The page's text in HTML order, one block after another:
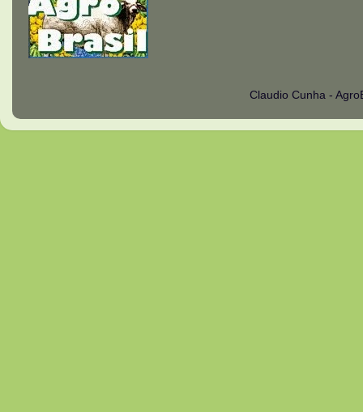
Claudio Cunha -